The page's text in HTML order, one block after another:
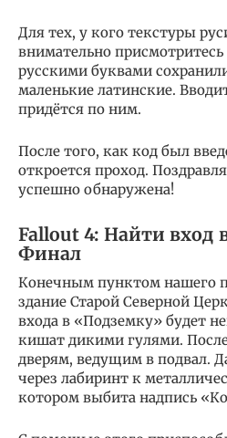
Для тех, у кого текстуры
внимательно
русскими буквами
маленькие латинские.
придётся по ним.
После того, как код был
откроется проход.
успешно обнаружена!
Fallout 4: Найти вход
Финал
Конечным пунктом нашего
здание Старой Северной
входа в «Подземку» будет
кишат дикими гулями.
дверям, ведущим в подвал.
через лабиринт к
котором выбита надпись